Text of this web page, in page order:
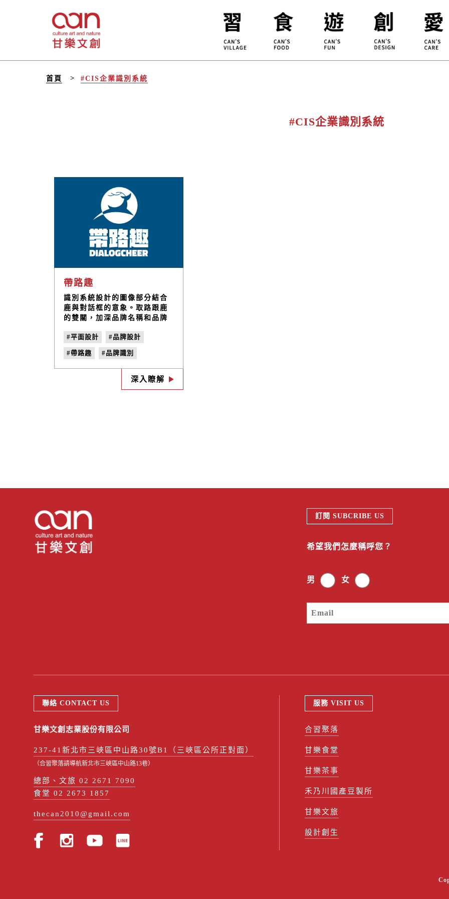
首頁 #CIS企業識別系統
#CIS企業識別系統
帶路趣
識別系統設計的圖像部分結合
鹿與對話框的意象。取路跟鹿
的雙關，加深品牌名稱和品牌
品牌產生記憶點。標準字設計
部分參考了一些戶外元素，採
用了份量感十足的粗黑體，營
造戶外探險的氛圍。
#平面設計 #品牌設計
#帶路趣 #品牌識別
#CIS企業識別系統 #視覺設計
#LOGO設計
深入瞭解
訂閱 SUBCRIBE US
希望我們怎麼稱呼您？
男 女
聯絡 CONTACT US
甘樂文創志業股份有限公司
237-41新北市三峽區中山路30號B1（三峽區公所正對面）
（合習聚落請導航新北市三峽區中山路13巷）
總部、文旅 02 2671 7090
食堂 02 2673 1857
thecan2010@gmail.com
服務 VISIT US
合習聚落
甘樂食堂
甘樂茶事
禾乃川國產豆製所
甘樂文旅
設計創生